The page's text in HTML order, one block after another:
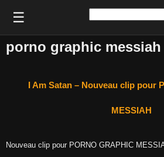
☰
porno graphic messiah
I Am Satan – Nouveau clip pour
MESSIAH
Nouveau clip pour PORNO GRAPHIC